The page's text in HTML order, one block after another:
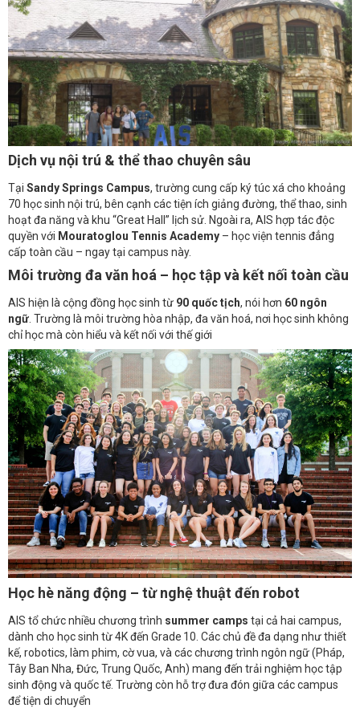
Dịch vụ nội trú & thể thao chuyên sâu
Tại Sandy Springs Campus, trường cung cấp ký túc xá cho khoảng
70 học sinh nội trú, bên cạnh các tiện ích giảng đường, thể thao, sinh
hoạt đa năng và khu “Great Hall” lịch sử. Ngoài ra, AIS hợp tác độc
quyền với Mouratoglou Tennis Academy – học viện tennis đẳng
cấp toàn cầu – ngay tại campus này.
Môi trường đa văn hoá – học tập và kết nối toàn cầu
AIS hiện là cộng đồng học sinh từ 90 quốc tịch, nói hơn 60 ngôn
ngữ . Trường là môi trường hòa nhập, đa văn hoá, nơi học sinh không
chỉ học mà còn hiểu và kết nối với thế giới
Học hè năng động – từ nghệ thuật đến robot
AIS tổ chức nhiều chương trình summer camps tại cả hai campus,
dành cho học sinh từ 4K đến Grade 10. Các chủ đề đa dạng như thiết
kế, robotics, làm phim, cờ vua, và các chương trình ngôn ngữ (Pháp,
Tây Ban Nha, Đức, Trung Quốc, Anh) mang đến trải nghiệm học tập
sinh động và quốc tế. Trường còn hỗ trợ đưa đón giữa các campus
để tiện di chuyển